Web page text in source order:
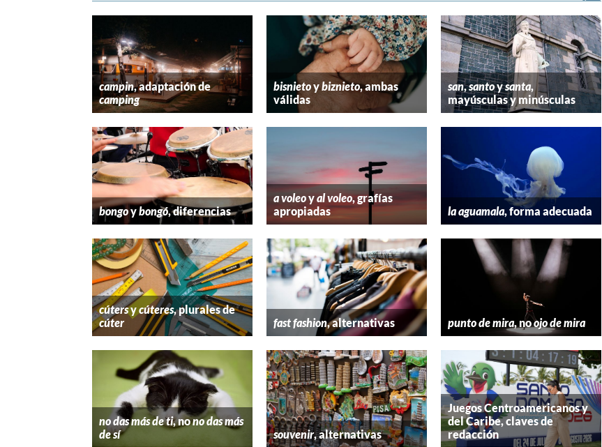
campin, adaptación de
camping
bisnietoybiznieto, ambas
válidas
san,santoysanta,
mayúsculas y minúsculas
bongoybongó, diferencias
a voleoyal voleo, grafías
apropiadas
la aguamala, forma adecuada
cútersycúteres, plurales de
cúter
fast fashion, alternativas punto de mira, noojo de mira
no das más de ti, nono das más
de sí
souvenir, alternativas
Juegos Centroamericanos y
del Caribe, claves de
redacción